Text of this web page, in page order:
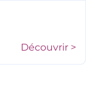
Découvrir >